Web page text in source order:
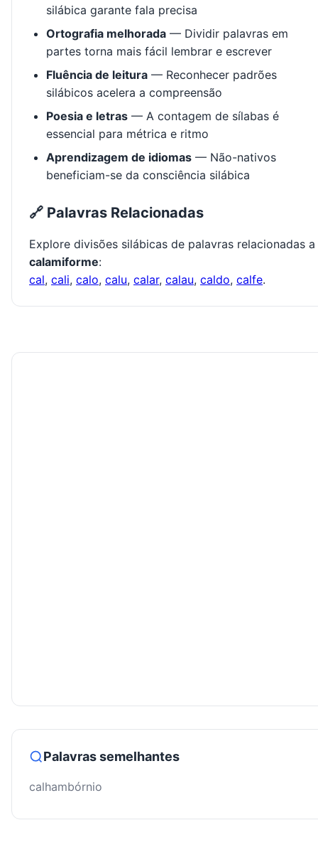
silábica garante fala precisa
Ortografia melhorada — Dividir palavras em
partes torna mais fácil lembrar e escrever
Fluência de leitura — Reconhecer padrões
silábicos acelera a compreensão
Poesia e letras — A contagem de sílabas é
essencial para métrica e ritmo
Aprendizagem de idiomas — Não-nativos
beneficiam-se da consciência silábica
🔗 Palavras Relacionadas
Explore divisões silábicas de palavras relacionadas a
calamiforme:
cal, cali, calo, calu, calar, calau, caldo, calfe.
Palavras semelhantes
calhambórnio